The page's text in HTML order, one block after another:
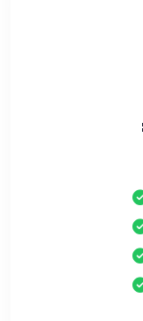
vous opposer à ce